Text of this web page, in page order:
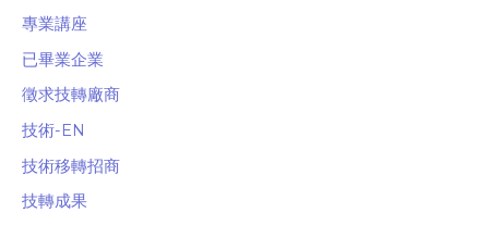
專業講座
已畢業企業
徵求技轉廠商
技術-EN
技術移轉招商
技轉成果